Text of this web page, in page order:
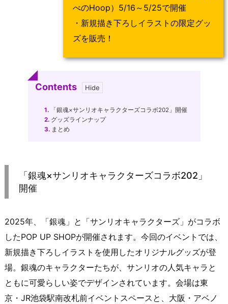
べのHoop）5/16～5/25で開催
・新規描き下ろしイラストの限定グッ
ズを販売！
Contents
1.「銀魂×サンリオキャラクターズコラボ202」開催
2.グッズラインナップ
3.まとめ
「銀魂×サンリオキャラクターズコラボ202」
開催
2025年、「銀魂」と「サンリオキャラクターズ」がコラボ
したPOP UP SHOPが開催されます。今回のイベントでは、
新規描き下ろしイラストを使用したオリジナルグッズが登
場。銀魂のキャラクターたちが、サンリオの人気キャラと
ともに可愛らしい姿でデザインされています。会場は東
京・JR池袋駅南改札前イベントスペースと、大阪・アベノ